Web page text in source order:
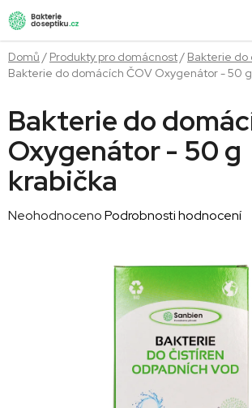
Přejít
na
obsah
Domů / Produkty pro domácnost/ Bakterie do
Bakterie do domácích ČOV Oxygenátor - 50
Bakterie do
Oxygenátor - 50 g
krabička
Průměrné
NeohodnocenoPodrobnosti hodnocení